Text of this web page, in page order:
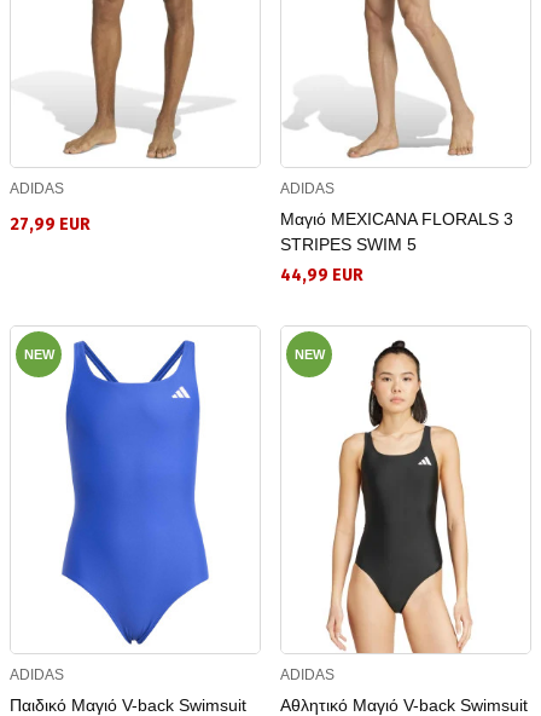
ADIDAS
27,99 EUR
ADIDAS
Μαγιό MEXICANA FLORALS 3
STRIPES SWIM 5
44,99 EUR
NEW
ADIDAS
Παιδικό Μαγιό V-back Swimsuit
NEW
ADIDAS
Αθλητικό Μαγιό V-back Swimsuit